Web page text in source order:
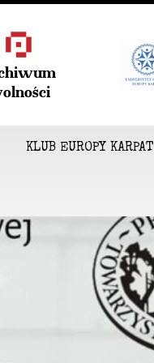
KLUB EUROPY KARPAT